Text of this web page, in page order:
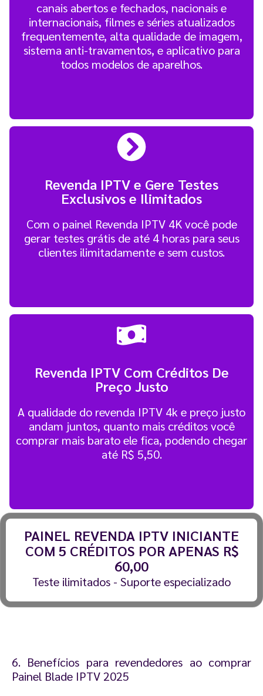
canais abertos e fechados, nacionais e
internacionais, filmes e séries atualizados
frequentemente, alta qualidade de imagem,
sistema anti-travamentos, e aplicativo para
todos modelos de aparelhos.
Revenda IPTV e Gere Testes
Exclusivos e Ilimitados
Com o painel Revenda IPTV 4K você pode
gerar testes grátis de até 4 horas para seus
clientes ilimitadamente e sem custos.
Revenda IPTV Com Créditos De
Preço Justo
A qualidade do revenda IPTV 4k e preço justo
andam juntos, quanto mais créditos você
comprar mais barato ele fica, podendo chegar
até R$ 5,50.
PAINEL REVENDA IPTV INICIANTE
COM 5 CRÉDITOS POR APENAS R$
60,00
Teste ilimitados - Suporte especializado
6. Benefícios para revendedores ao comprar
Painel Blade IPTV 2025